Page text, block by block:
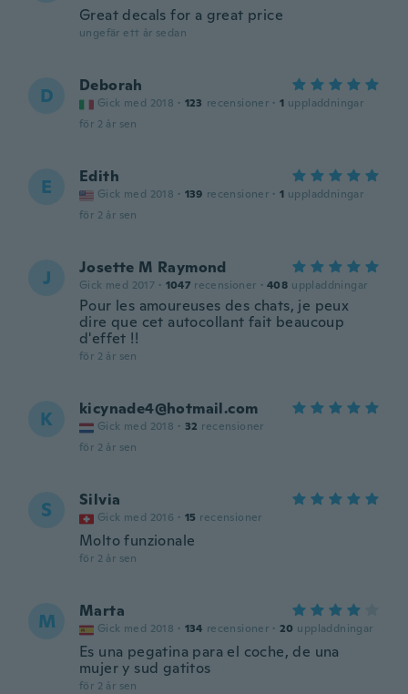
Great decals for a great price
ungefär ett år sedan
D Deborah
Gick med 2018 · 123 recensioner · 1 uppladdningar
för 2 år sen
E Edith
Gick med 2018 · 139 recensioner · 1 uppladdningar
för 2 år sen
J Josette M Raymond
Gick med 2017 · 1047 recensioner · 408 uppladdningar
Pour les amoureuses des chats, je peux
dire que cet autocollant fait beaucoup
d'effet !!
för 2 år sen
K kicynade4@hotmail.com
Gick med 2018 · 32 recensioner
för 2 år sen
S Silvia
Gick med 2016 · 15 recensioner
Molto funzionale
för 2 år sen
M Marta
Gick med 2018 · 134 recensioner · 20 uppladdningar
Es una pegatina para el coche, de una
mujer y sud gatitos
för 2 år sen